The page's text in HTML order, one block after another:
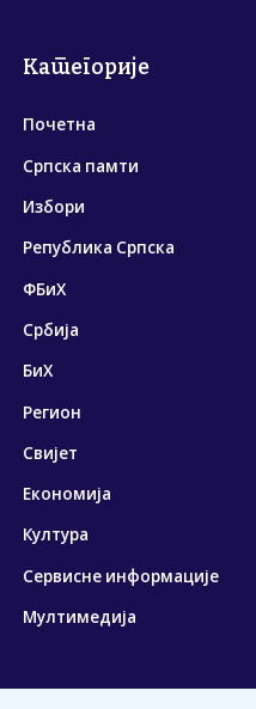
Категорије
Почетна
Српска памти
Избори
Република Српска
ФБиХ
Србија
БиХ
Регион
Свијет
Економија
Култура
Сервисне информације
Мултимедија